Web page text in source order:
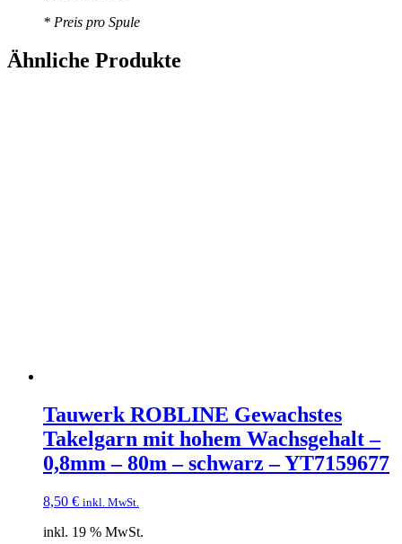
* Preis pro Spule
Ähnliche Produkte
Tauwerk ROBLINE Gewachstes
Takelgarn mit hohem Wachsgehalt –
0,8mm – 80m – schwarz – YT7159677
8,50 € inkl. MwSt.
inkl. 19 % MwSt.